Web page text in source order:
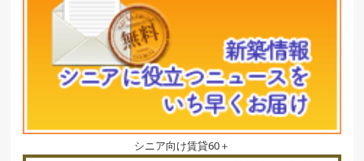
シニア向け賃貸60＋